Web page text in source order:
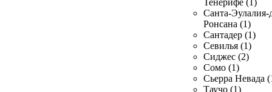
Тенерифе (1)
Санта-Эулалия-
Ронсана (1)
Сантадер (1)
Севилья (1)
Сиджес (2)
Сомо (1)
Сьерра Невада
Таучо (1)